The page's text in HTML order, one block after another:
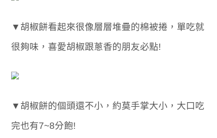
▼胡椒餅看起來很像層層堆疊的棉被捲，單吃就
很夠味，喜愛胡椒跟蔥香的朋友必點!
▼胡椒餅的個頭還不小，約莫手掌大小，大口吃
完也有7~8分飽!